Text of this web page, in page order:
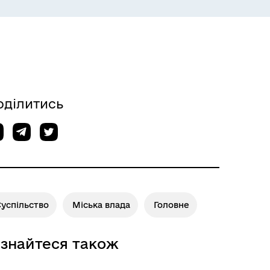
ІНФОРМАЦІЯ ДЛЯ ВПО
Міська влада Головне
також